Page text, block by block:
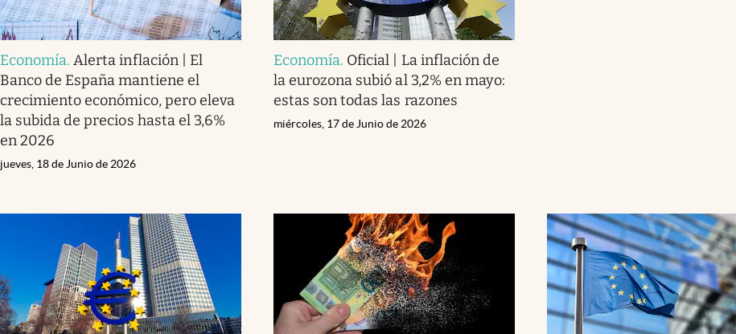
Economía.Alerta inflación | El
Banco de España mantiene el
crecimiento económico, pero eleva
la subida de precios hasta el 3,6%
en 2026
jueves, 18 de Junio de 2026
Economía. Oficial | La inflación de
la eurozona subió al 3,2% en mayo:
estas son todas las razones
miércoles, 17 de Junio de 2026